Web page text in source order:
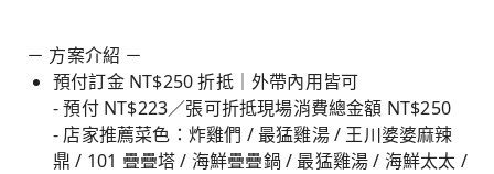
－ 方案介紹 －
預付訂金 NT$250 折抵｜外帶內用皆可
- 預付 NT$223／張可折抵現場消費總金額 NT$250
- 店家推薦菜色：炸雞們 / 最猛雞湯 / 王川婆婆麻辣
鼎 / 101 疊疊塔 / 海鮮疊疊鍋 / 最猛雞湯 / 海鮮太太 /